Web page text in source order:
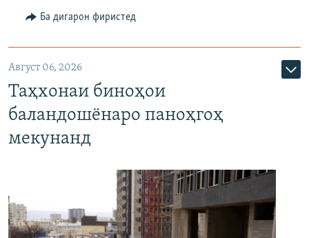
Ба дигарон фиристед
Август 06, 2026
Таҳхонаи биноҳои
баландошёнаро паноҳгоҳ
мекунанд